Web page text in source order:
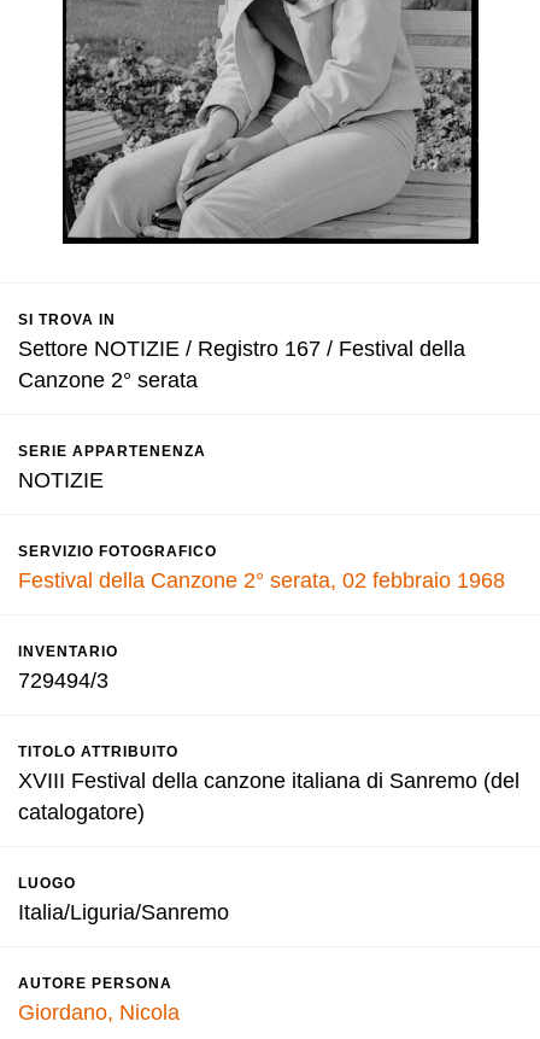
SI TROVA IN
Settore NOTIZIE / Registro 167 / Festival della
Canzone 2° serata
SERIE APPARTENENZA
NOTIZIE
SERVIZIO FOTOGRAFICO
Festival della Canzone 2° serata, 02 febbraio 1968
INVENTARIO
729494/3
TITOLO ATTRIBUITO
XVIII Festival della canzone italiana di Sanremo (del
catalogatore)
LUOGO
Italia/Liguria/Sanremo
AUTORE PERSONA
Giordano, Nicola